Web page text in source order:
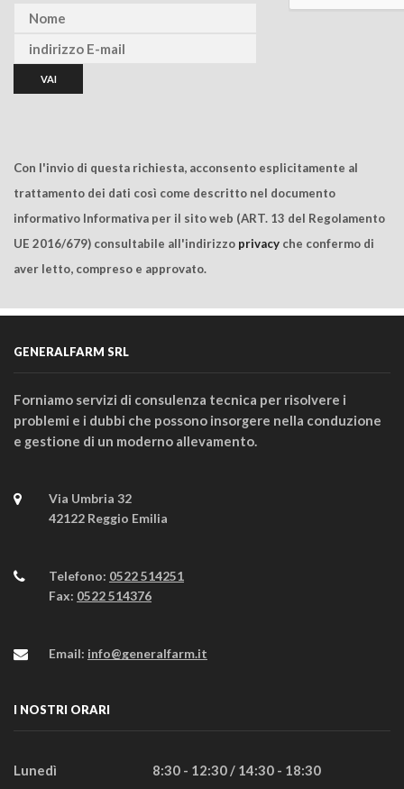
Con l'invio di questa richiesta, acconsento esplicitamente al
trattamento dei dati così come descritto nel documento
informativo Informativa per il sito web (ART. 13 del Regolamento
UE 2016/679) consultabile all'indirizzo privacy che confermo di
aver letto, compreso e approvato.
GENERALFARM SRL
Forniamo servizi di consulenza tecnica per risolvere i
problemi e i dubbi che possono insorgere nella conduzione
e gestione di un moderno allevamento.
Via Umbria 32
42122 Reggio Emilia
Telefono: 0522 514251
Fax: 0522 514376
Email: info@generalfarm.it
I NOSTRI ORARI
Lunedì 8:30 - 12:30 / 14:30 - 18:30